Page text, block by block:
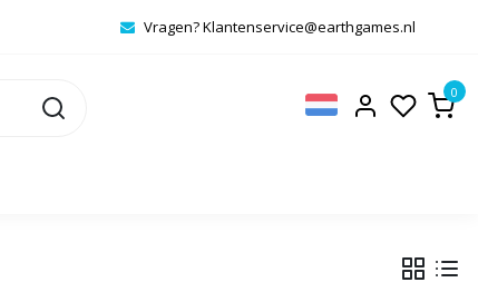
Vragen?Klantenservice@earthgames.nl
0